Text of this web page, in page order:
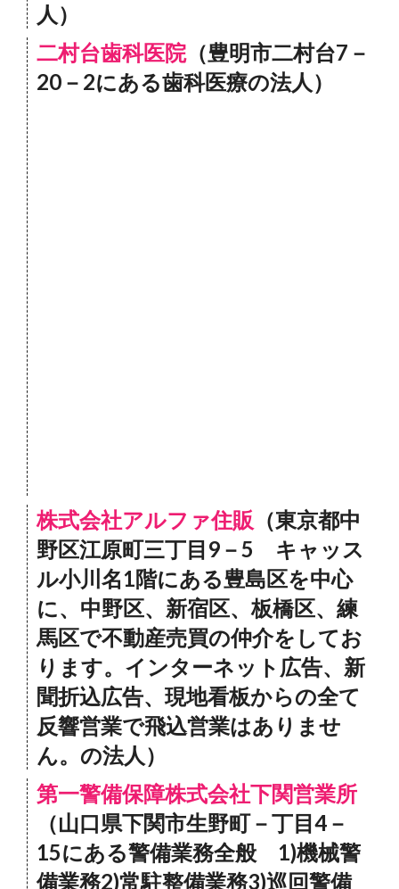
人）
二村台歯科医院（豊明市二村台7－
20－2にある歯科医療の法人）
株式会社アルファ住販 （東京都中
野区江原町三丁目9－5 キャッス
ル小川名1階にある豊島区を中心
に、中野区、新宿区、板橋区、練
馬区で不動産売買の仲介をしてお
ります。インターネット広告、新
聞折込広告、現地看板からの全て
反響営業で飛込営業はありませ
ん。の法人）
第一警備保障株式会社下関営業所
（山口県下関市生野町－丁目4－
15にある警備業務全般 1)機械警
備業務2)常駐整備業務3)巡回警備